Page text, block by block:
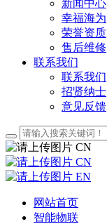
新闻中心
幸福海为
荣誉资质
售后维修
联系我们
联系我们
招贤纳士
意见反馈
CN
CN
EN
网站首页
智能物联